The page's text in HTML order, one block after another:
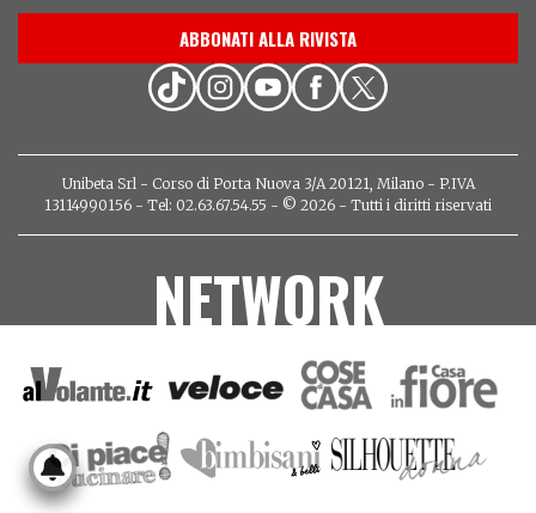
ABBONATI ALLA RIVISTA
Unibeta Srl - Corso di Porta Nuova 3/A 20121, Milano - P.IVA
13114990156 - Tel: 02.63.67.54.55 - © 2026 - Tutti i diritti riservati
NETWORK